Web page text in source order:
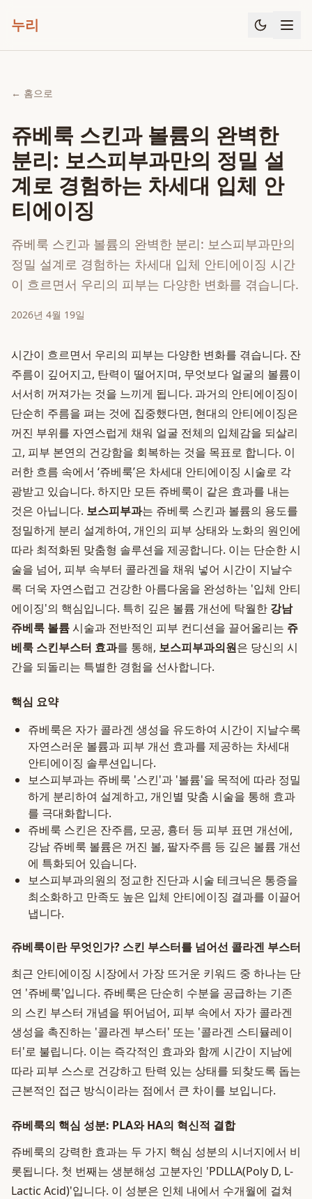
누리
← 홈으로
쥬베룩 스킨과 볼륨의 완벽한
분리: 보스피부과만의 정밀 설
계로 경험하는 차세대 입체 안
티에이징
쥬베룩 스킨과 볼륨의 완벽한 분리: 보스피부과만의
정밀 설계로 경험하는 차세대 입체 안티에이징 시간
이 흐르면서 우리의 피부는 다양한 변화를 겪습니다.
2026년 4월 19일
시간이 흐르면서 우리의 피부는 다양한 변화를 겪습니다. 잔
주름이 깊어지고, 탄력이 떨어지며, 무엇보다 얼굴의 볼륨이
서서히 꺼져가는 것을 느끼게 됩니다. 과거의 안티에이징이
단순히 주름을 펴는 것에 집중했다면, 현대의 안티에이징은
꺼진 부위를 자연스럽게 채워 얼굴 전체의 입체감을 되살리
고, 피부 본연의 건강함을 회복하는 것을 목표로 합니다. 이
러한 흐름 속에서 ‘쥬베룩’은 차세대 안티에이징 시술로 각
광받고 있습니다. 하지만 모든 쥬베룩이 같은 효과를 내는
것은 아닙니다. 보스피부과는 쥬베룩 스킨과 볼륨의 용도를
정밀하게 분리 설계하여, 개인의 피부 상태와 노화의 원인에
따라 최적화된 맞춤형 솔루션을 제공합니다. 이는 단순한 시
술을 넘어, 피부 속부터 콜라겐을 채워 넣어 시간이 지날수
록 더욱 자연스럽고 건강한 아름다움을 완성하는 '입체 안티
에이징'의 핵심입니다. 특히 깊은 볼륨 개선에 탁월한 강남
쥬베룩 볼륨시술과 전반적인 피부 컨디션을 끌어올리는 쥬
베룩 스킨부스터 효과를 통해, 보스피부과의원은 당신의 시
간을 되돌리는 특별한 경험을 선사합니다.
핵심 요약
쥬베룩은 자가 콜라겐 생성을 유도하여 시간이 지날수록
자연스러운 볼륨과 피부 개선 효과를 제공하는 차세대
안티에이징 솔루션입니다.
보스피부과는 쥬베룩 '스킨'과 '볼륨'을 목적에 따라 정밀
하게 분리하여 설계하고, 개인별 맞춤 시술을 통해 효과
를 극대화합니다.
쥬베룩 스킨은 잔주름, 모공, 흉터 등 피부 표면 개선에,
강남 쥬베룩 볼륨은 꺼진 볼, 팔자주름 등 깊은 볼륨 개선
에 특화되어 있습니다.
보스피부과의원의 정교한 진단과 시술 테크닉은 통증을
최소화하고 만족도 높은 입체 안티에이징 결과를 이끌어
냅니다.
쥬베룩이란 무엇인가? 스킨 부스터를 넘어선 콜라겐 부스터
최근 안티에이징 시장에서 가장 뜨거운 키워드 중 하나는 단
연 '쥬베룩'입니다. 쥬베룩은 단순히 수분을 공급하는 기존
의 스킨 부스터 개념을 뛰어넘어, 피부 속에서 자가 콜라겐
생성을 촉진하는 '콜라겐 부스터' 또는 '콜라겐 스티뮬레이
터'로 불립니다. 이는 즉각적인 효과와 함께 시간이 지남에
따라 피부 스스로 건강하고 탄력 있는 상태를 되찾도록 돕는
근본적인 접근 방식이라는 점에서 큰 차이를 보입니다.
쥬베룩의 핵심 성분: PLA와 HA의 혁신적 결합
쥬베룩의 강력한 효과는 두 가지 핵심 성분의 시너지에서 비
롯됩니다. 첫 번째는 생분해성 고분자인 'PDLLA(Poly D, L-
Lactic Acid)'입니다. 이 성분은 인체 내에서 수개월에 걸쳐